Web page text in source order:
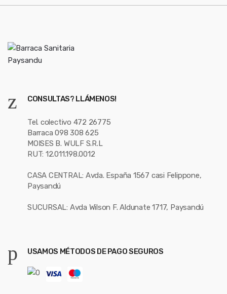
CONSULTAS? LLÁMENOS!
Tel. colectivo 472 26775
Barraca 098 308 625
MOISES B. WULF S.R.L
RUT: 12.011.198.0012
CASA CENTRAL: Avda. España 1567 casi Felippone,
Paysandú
SUCURSAL: Avda Wilson F. Aldunate 1717, Paysandú
USAMOS MÉTODOS DE PAGO SEGUROS